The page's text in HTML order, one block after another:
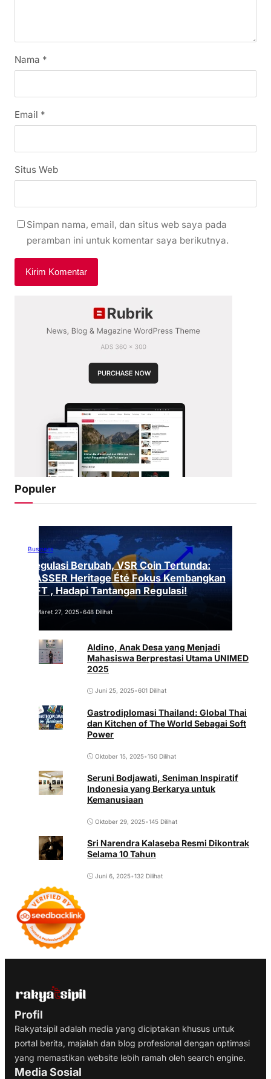
Nama *
Email *
Situs Web
Simpan nama, email, dan situs web saya pada
peramban ini untuk komentar saya berikutnya.
Populer
Business
Regulasi Berubah, VSR Coin Tertunda:
VASSER Heritage Été Fokus Kembangkan
NFT , Hadapi Tantangan Regulasi!
Maret 27, 2025•648 Dilihat
Aldino, Anak Desa yang Menjadi
Mahasiswa Berprestasi Utama UNIMED
2025
Juni 25, 2025•601 Dilihat
Gastrodiplomasi Thailand: Global Thai
dan Kitchen of The World Sebagai Soft
Power
Oktober 15, 2025•150 Dilihat
Seruni Bodjawati, Seniman Inspiratif
Indonesia yang Berkarya untuk
Kemanusiaan
Oktober 29, 2025•145 Dilihat
Sri Narendra Kalaseba Resmi Dikontrak
Selama 10 Tahun
Juni 6, 2025•132 Dilihat
Profil
Rakyatsipil adalah media yang diciptakan khusus untuk
portal berita, majalah dan blog profesional dengan optimasi
yang memastikan website lebih ramah oleh search engine.
Media Sosial